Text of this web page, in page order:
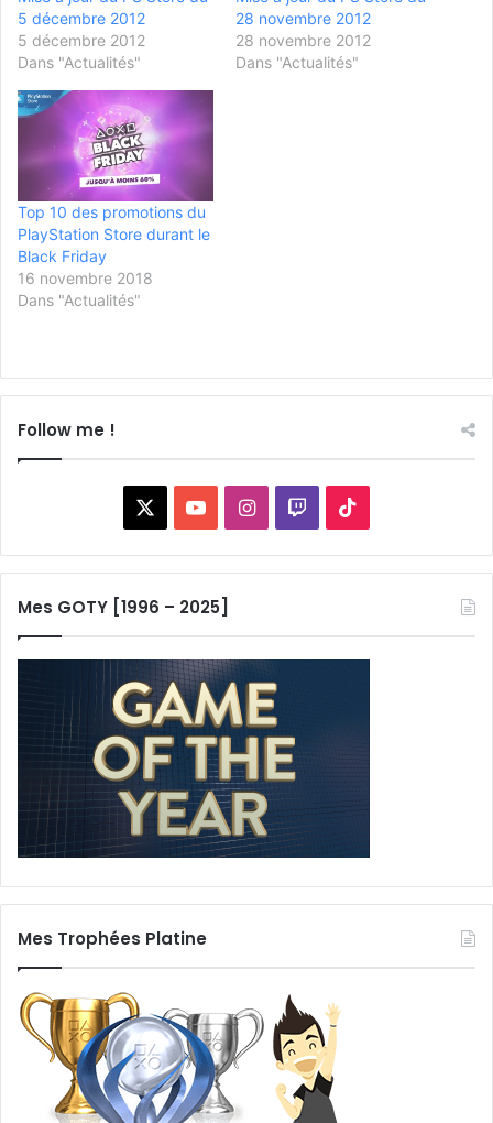
5 décembre 2012
5 décembre 2012
Dans "Actualités"
28 novembre 2012
28 novembre 2012
Dans "Actualités"
Top 10 des promotions du
PlayStation Store durant le
Black Friday
16 novembre 2018
Dans "Actualités"
Follow me !
YouTubeInstagram
Twitch
Mes GOTY [1996 – 2025]
Mes Trophées Platine